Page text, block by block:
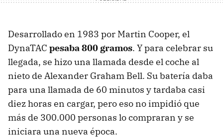
Desarrollado en 1983 por Martin Cooper, el
DynaTAC pesaba 800 gramos. Y para celebrar su
llegada, se hizo una llamada desde el coche al
nieto de Alexander Graham Bell. Su batería daba
para una llamada de 60 minutos y tardaba casi
diez horas en cargar, pero eso no impidió que
más de 300.000 personas lo compraran y se
iniciara una nueva época.